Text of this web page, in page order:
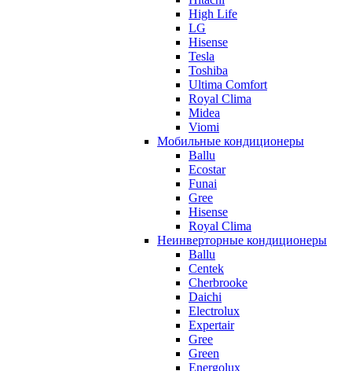
High Life
LG
Hisense
Tesla
Toshiba
Ultima Comfort
Royal Clima
Midea
Viomi
Мобильные кондиционеры
Ballu
Ecostar
Funai
Gree
Hisense
Royal Clima
Неинверторные кондиционеры
Ballu
Centek
Cherbrooke
Daichi
Electrolux
Expertair
Gree
Green
Energolux